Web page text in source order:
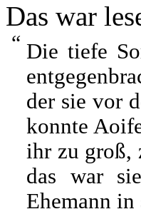
Das war
“ Die tiefe
der sie vor
konnte
ihr zu groß,
das war
Ehemann in